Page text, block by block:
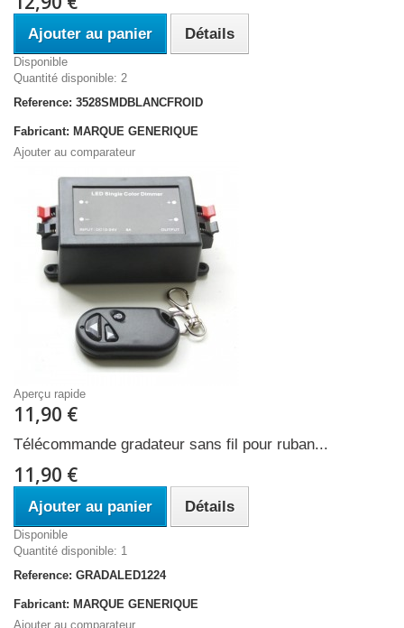
Ajouter au panier Détails
Disponible
Quantité disponible: 2
Reference: 3528SMDBLANCFROID
Fabricant: MARQUE GENERIQUE
Ajouter au comparateur
Aperçu rapide
11,90 €
Télécommande gradateur sans fil pour ruban...
11,90 €
Ajouter au panier Détails
Disponible
Quantité disponible: 1
Reference: GRADALED1224
Fabricant: MARQUE GENERIQUE
Ajouter au comparateur